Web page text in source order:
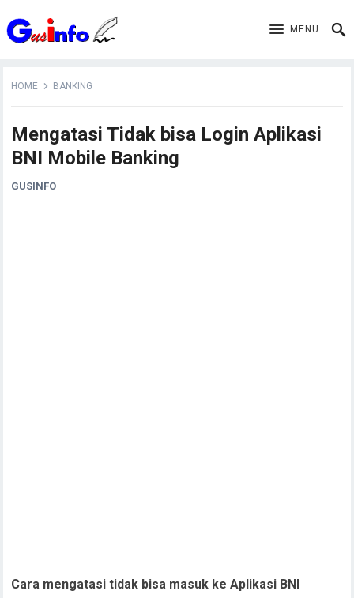
MENU
HOME BANKING
Mengatasi Tidak bisa Login Aplikasi
BNI Mobile Banking
GUSINFO
Cara mengatasi tidak bisa masuk ke Aplikasi BNI